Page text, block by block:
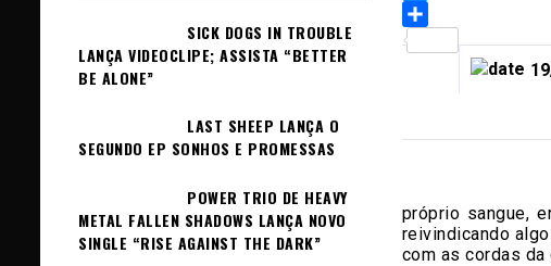
Messenger
Share
próprio sangue,
reivindicando
com as cordas da
SICK DOGS IN TROUBLE
LANÇA VIDEOCLIPE; ASSISTA “BETTER
BE ALONE”
LAST SHEEP LANÇA O
SEGUNDO EP SONHOS E PROMESSAS
POWER TRIO DE HEAVY
METAL FALLEN SHADOWS LANÇA NOVO
SINGLE “RISE AGAINST THE DARK”